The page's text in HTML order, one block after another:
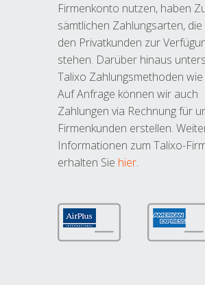
Firmenkonto nutzen, haben
sämtlichen Zahlungsarten, die
den Privatkunden zur
stehen. Darüber hinaus
Talixo Zahlungsmethoden wie
Auf Anfrage können wir auch
Zahlungen via Rechnung für
Firmenkunden erstellen.
Informationen zum Talixo-
erhalten Sie hier.